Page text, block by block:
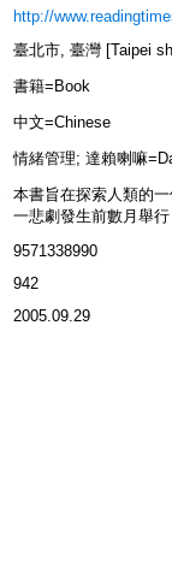
http://
臺北市, 臺灣 [Taipei
書籍=Book
中文=Chinese
情緒管理; 達賴喇嘛
本書旨在探索人類的
一悲劇發生前數月舉
9571338990
942
2005.09.29